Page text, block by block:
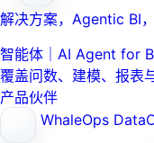
解决方案，Agentic BI
智能体｜AI Agent for
覆盖问数、建模、报表
产品伙伴
WhaleOps